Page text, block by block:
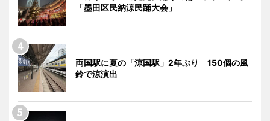
「墨田区民納涼民踊大会」
両国駅に夏の「涼国駅」2年ぶり 150個の風
鈴で涼演出